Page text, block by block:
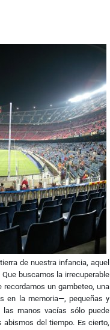
de nuestra infancia, aquel
buscamos la irrecuperable
un gambeteo, una
en la memoria—, pequeñas y
las manos vacías sólo puede
del tiempo. Es cierto,